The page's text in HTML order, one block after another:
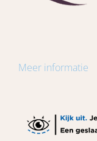
Meer informatie